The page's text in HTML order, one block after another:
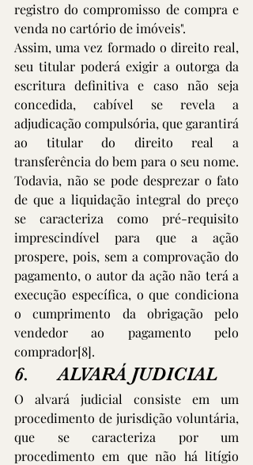
registro do compromisso de compra e
venda no cartório de imóveis".
Assim, uma vez formado o direito real,
seu titular poderá exigir a outorga da
escritura definitiva e caso não seja
concedida, cabível se revela a
adjudicação compulsória, que garantirá
ao titular do direito real a
transferência do bem para o seu nome.
Todavia, não se pode desprezar o fato
de que a liquidação integral do preço
se caracteriza como pré-requisito
imprescindível para que a ação
prospere, pois, sem a comprovação do
pagamento, o autor da ação não terá a
execução específica, o que condiciona
o cumprimento da obrigação pelo
vendedor ao pagamento pelo
comprador[8].
6.      ALVARÁ JUDICIAL
O alvará judicial consiste em um
procedimento de jurisdição voluntária,
que se caracteriza por um
procedimento em que não há litígio